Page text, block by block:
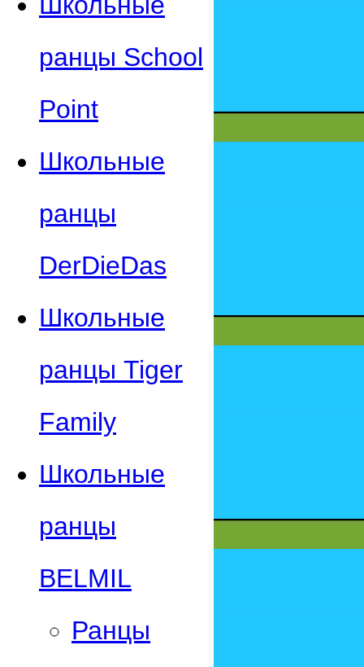
ранцы School
Point
Школьные
ранцы
DerDieDas
Школьные
ранцы Tiger
Family
Школьные
ранцы
BELMIL
Ранцы